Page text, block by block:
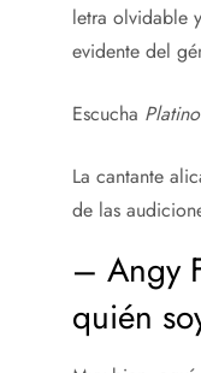
letra olvidable
evidente del
Escucha
La cantante
de las
– Angy
quién